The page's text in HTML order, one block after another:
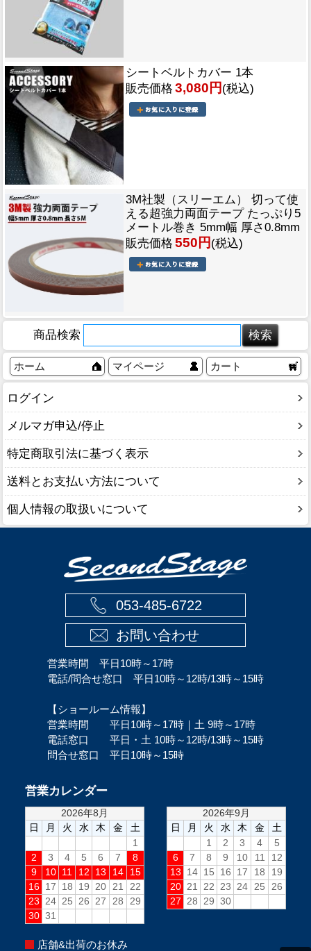
シートベルトカバー 1本
販売価格 3,080円 (税込)
3M社製（スリーエム） 切って使
える超強力両面テープ たっぷり5
メートル巻き 5mm幅 厚さ0.8mm
販売価格 550円 (税込)
商品検索
ホーム マイページ カート
ログイン
メルマガ申込/停止
特定商取引法に基づく表示
送料とお支払い方法について
個人情報の取扱いについて
053-485-6722
お問い合わせ
営業時間 平日10時～17時
電話/問合せ窓口 平日10時～12時/13時～15時
【ショールーム情報】
営業時間 平日10時～17時｜土 9時～17時
電話窓口 平日・土 10時～12時/13時～15時
問合せ窓口 平日10時～15時
営業カレンダー
店舗&出荷のお休み